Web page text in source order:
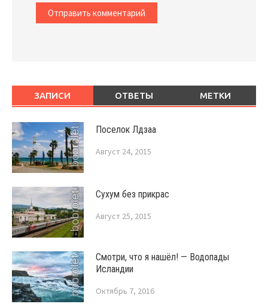
ЗАПИСИ ОТВЕТЫ МЕТКИ
Поселок Лдзаа
Август 24, 2015
Сухум без прикрас
Август 25, 2015
Смотри, что я нашёл! — Водопады
Исландии
Октябрь 7, 2016